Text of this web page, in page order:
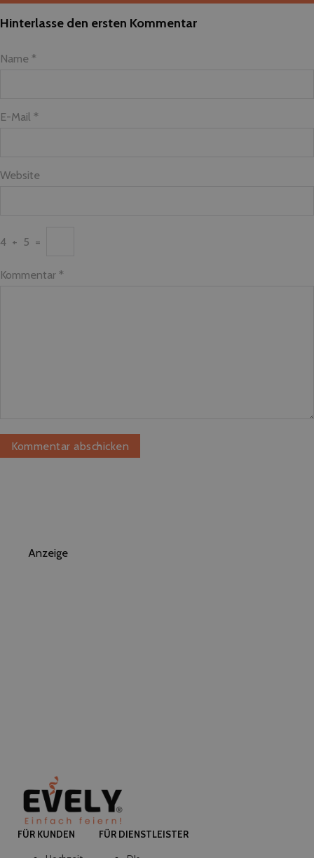
Hinterlasse den ersten Kommentar
Name *
E-Mail *
Website
4 + 5 =
Kommentar *
Anzeige
FÜR KUNDEN FÜR DIENSTLEISTER